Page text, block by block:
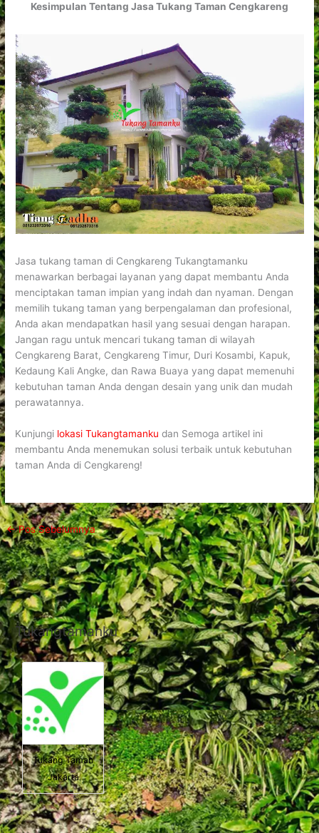
Kesimpulan Tentang Jasa Tukang Taman Cengkareng
Jasa tukang taman di Cengkareng Tukangtamanku
menawarkan berbagai layanan yang dapat membantu Anda
menciptakan taman impian yang indah dan nyaman. Dengan
memilih tukang taman yang berpengalaman dan profesional,
Anda akan mendapatkan hasil yang sesuai dengan harapan.
Jangan ragu untuk mencari tukang taman di wilayah
Cengkareng Barat, Cengkareng Timur, Duri Kosambi, Kapuk,
Kedaung Kali Angke, dan Rawa Buaya yang dapat memenuhi
kebutuhan taman Anda dengan desain yang unik dan mudah
perawatannya.
Kunjungi lokasi Tukangtamanku dan Semoga artikel ini
membantu Anda menemukan solusi terbaik untuk kebutuhan
taman Anda di Cengkareng!
←Pos Sebelumnya
Tukangtamanku
Tukang Taman
Jakarta